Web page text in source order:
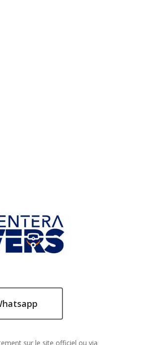
sur le site officiel ou via